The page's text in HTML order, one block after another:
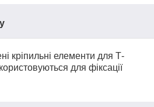
кріпильні елементи для Т-
для фіксації